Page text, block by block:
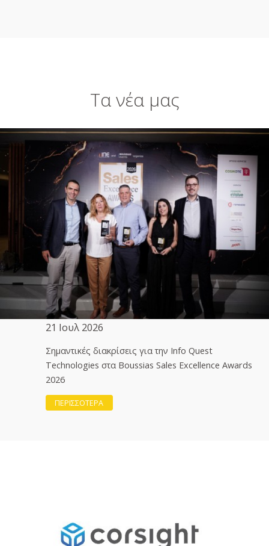
Τα νέα μας
21 Ιουλ 2026
Σημαντικές διακρίσεις για την Info Quest
Technologies στα Boussias Sales Excellence Awards
2026
ΠΕΡΙΣΣΟΤΕΡΑ